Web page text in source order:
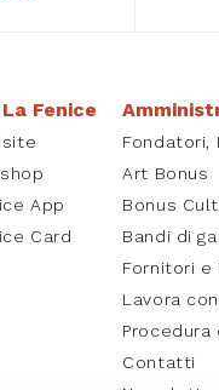
Fenice
App
Card
Fondatori,
Art Bonus
Bonus
Bandi di
Fornitori e
Lavora
Contatti